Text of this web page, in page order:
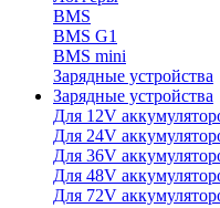
BMS
BMS G1
BMS mini
Зарядные устройства
Зарядные устройства
Для 12V
Для 24V
Для 36V
Для 48V
Для 72V